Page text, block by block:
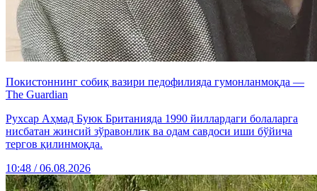
Покистоннинг собиқ вазири педофилияда гумонланмоқда —
The Guardian
Рухсар Аҳмад Буюк Британияда 1990 йиллардаги болаларга
нисбатан жинсий зўравонлик ва одам савдоси иши бўйича
тергов қилинмоқда.
10:48 / 06.08.2026